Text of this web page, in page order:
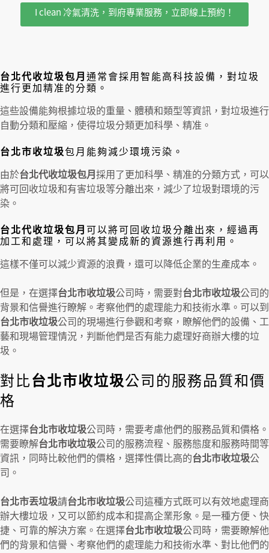
I clean 冷氣清洗，到府專業服務，立即線上預約！
台北代收垃圾包月 通常會採用智能高科技設備，對垃圾
進行更加精准的分類。
這些設備能夠根據垃圾的重量、體積和類型等資訊，對垃圾進行
自動分類和壓縮，使得垃圾分類更加科學、精准。
台北市收垃圾包月能夠減少環境污染。
由於台北代收垃圾包月 採用了更加科學、精准的分類方式，可以
將可回收垃圾和有害垃圾等分離出來，減少了垃圾對環境的污
染。
台北代收垃圾包月 可以將可回收垃圾分離出來，經過再
加工和處理，可以將其變成新的資源進行再利用。
這樣不僅可以減少資源的浪費，還可以降低企業的生產成本。
但是，在選擇台北市收垃圾公司時，需要對台北市收垃圾公司的
背景和信譽進行瞭解。考察他們的處理能力和技術水準。可以到
台北市收垃圾公司的現場進行參觀和考察，瞭解他們的設備、工
藝和現場管理情況，判斷他們是否有能力處理好商辦大樓的垃
圾。
對比台北市收垃圾公司的服務品質和價
格
在選擇台北市收垃圾公司時，需要考慮他們的服務品質和價格。
需要瞭解台北市收垃圾公司的服務流程、服務態度和服務時間等
資訊，同時比較他們的價格，選擇性價比高的台北市收垃圾公
司。
台北市丟垃圾請台北市收垃圾公司這種方式既可以有效地處理商
辦大樓垃圾，又可以節約成本和提高企業形象。是一種方便、快
捷、可靠的解決方案。在選擇台北市收垃圾公司時，需要瞭解他
們的背景和信譽、考察他們的處理能力和技術水準、對比他們的